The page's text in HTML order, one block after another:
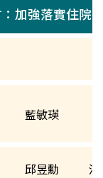
加強落實住院
藍敏瑛
邱昱勳